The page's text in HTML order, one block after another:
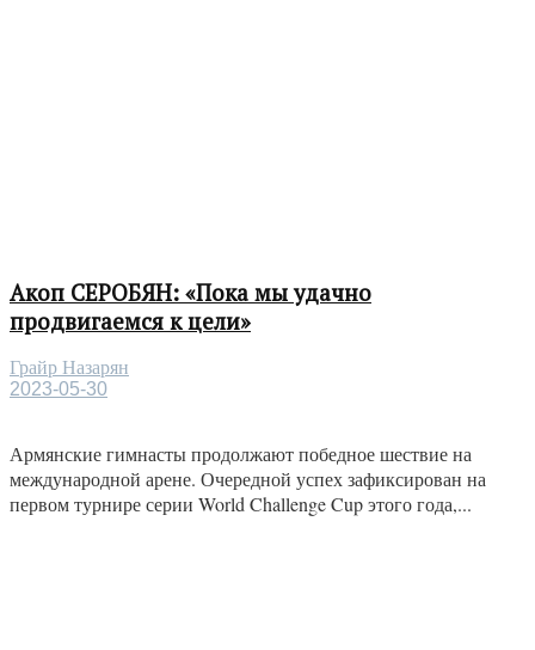
Акоп СЕРОБЯН: «Пока мы удачно
продвигаемся к цели»
Грайр Назарян
2023-05-30
Армянские гимнасты продолжают победное шествие на
международной арене. Очередной успех зафиксирован на
первом турнире серии World Challenge Cup этого года,...